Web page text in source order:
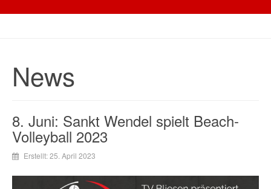
News
8. Juni: Sankt Wendel spielt Beach-
Volleyball 2023
Erstellt: 25. April 2023